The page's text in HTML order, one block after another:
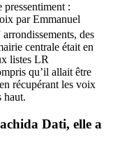
:
par Emmanuel
arrondissements, des
centrale était en
listes LR
qu’il allait être
récupérant les voix
haut.
Dati, elle a